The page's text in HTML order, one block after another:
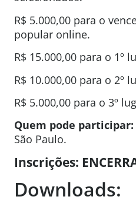
R$ 5.000,00 para o
popular online.
R$ 15.000,00 para o 1º
R$ 10.000,00 para o 2º
R$ 5.000,00 para o 3º
Quem pode participar:
São Paulo.
Inscrições:
Downloads: